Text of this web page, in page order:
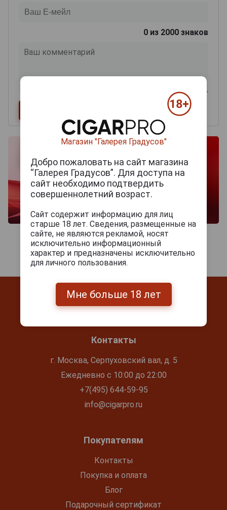
0 из 2000 знаков
Контакты
г. Москва, Серпуховский вал, д. 5
Ежедневно с 10:00 до 22:00
+7(495) 644-59-95
info@cigarpro.ru
Покупателям
Контакты
Покупка и оплата
Блог
Подарочный сертификат
Магазин "Галерея Градусов"
Добро пожаловать на сайт магазина
“Галерея Градусов”. Для доступа на
сайт необходимо подтвердить
совершеннолетний возраст.
Сайт содержит информацию для лиц
старше 18 лет. Сведения, размещенные на
сайте, не являются рекламой, носят
исключительно информационный
характер и предназначены исключительно
для личного пользования.
Мне больше 18 лет